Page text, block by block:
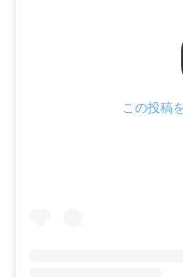
この投稿